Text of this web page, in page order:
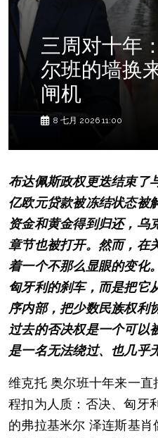
三周对十年
尔班的墙换
闸机
8 七月 2026 11:00
布达佩斯政权更迭结束了
亿欧元贷款被冻结状态被
资金和黄金得到归还，乌
章节也被打开。然而，在
着一个不那么显眼的变化
匈牙利的刹车，而是把它
序内部，把少数民族权利
过去的否决权是一个可以
是一名无法绕过、也几乎
维克托 奥尔班十年来一
程扣为人质：否决、匈牙
的弗拉基米尔 泽连斯基